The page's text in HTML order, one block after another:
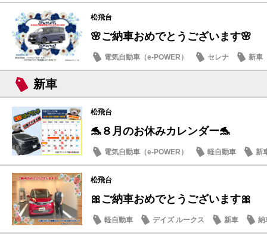
日産のお店
松飛台
🌸ご納車おめでとうございます🌸
電気自動車（e-POWER） セレナ 新車
新車
松飛台
🐬８月のお休みカレンダー🐬
電気自動車（e-POWER） 軽自動車
新
日産のお店
松飛台
🎀ご納車おめでとうございます🎀
軽自動車 デイズ ルークス 新車 納